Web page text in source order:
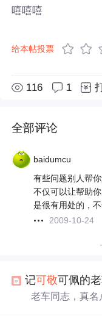
嘻嘻嘻
给本帖投票
116 1
全部评论
baidumcu
有些问题别人帮
不仅可以让帮助
是很有用处的，
2009-10-24
记可敬可佩的
老车同志，真名